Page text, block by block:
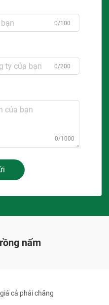
0/100
0/200
0/1000
nấm
cả phải chăng